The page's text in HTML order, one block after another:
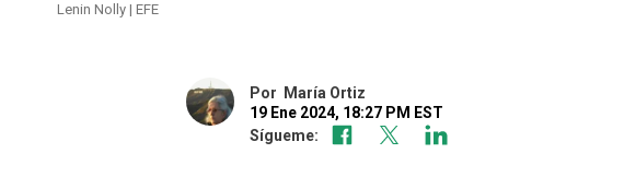
Lenin Nolly | EFE
Por
María Ortiz
19 Ene 2024, 18:27 PM EST
Sígueme: